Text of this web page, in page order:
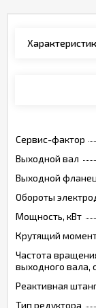
Сервис-фактор
Выходной вал
Выходной фланец
Обороты
Мощность, кВт
Крутящий
Частота
выходного вала,
Реактивная
Тип редуктора